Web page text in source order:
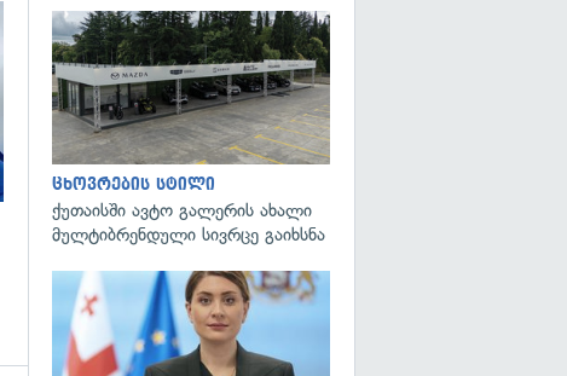
გადახედვა
ცხოვრების სტილი
ქუთაისში ავტო გალერის ახალი
მულტიბრენდული სივრცე გაიხსნა